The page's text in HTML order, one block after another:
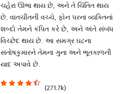
ચહેરા ઊભા થાય છે, અને તે ચિંતિત થાય
છે. વાતચીતની વચ્ચે, ફોન પરના વ્યક્તિનાં
શબ્દો તેમને કંપિત કરે છે, અને અંતે સંબંધ
વિચ્છેદ થાય છે. આ સમગ્ર ઘટના
સંતોષકુમારને તેમના ગુના અને ભૂતકાળની
યાદ અપાવે છે.
(271.7k)